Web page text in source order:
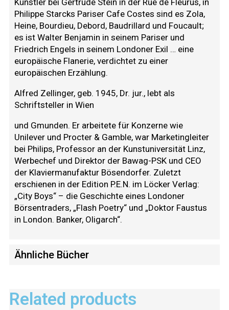
Künstler bei Gertrude Stein in der Rue de Fleurus, in
Philippe Starcks Pariser Cafe Costes sind es Zola,
Heine, Bourdieu, Debord, Baudrillard und Foucault;
es ist Walter Benjamin in seinem Pariser und
Friedrich Engels in seinem Londoner Exil … eine
europäische Flanerie, verdichtet zu einer
europäischen Erzählung.
Alfred Zellinger, geb. 1945, Dr. jur., lebt als
Schriftsteller in Wien
und Gmunden. Er arbeitete für Konzerne wie
Unilever und Procter & Gamble, war Marketingleiter
bei Philips, Professor an der Kunstuniversität Linz,
Werbechef und Direktor der Bawag-PSK und CEO
der Klaviermanufaktur Bösendorfer. Zuletzt
erschienen in der Edition P.E.N. im Löcker Verlag:
„City Boys“ – die Geschichte eines Londoner
Börsentraders, „Flash Poetry“ und „Doktor Faustus
in London. Banker, Oligarch“.
Ähnliche Bücher
Related products